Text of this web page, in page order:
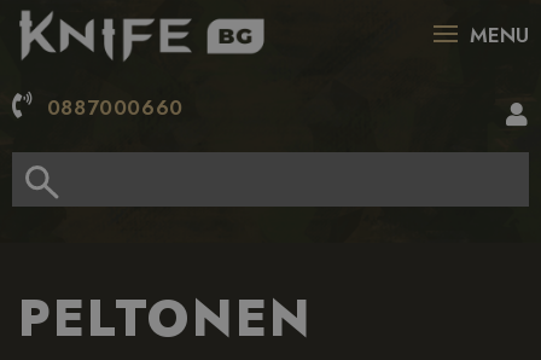
MENU
0887000660
PELTONEN